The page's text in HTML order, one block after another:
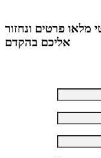
מלאו פרטים ונחזור
אליכם בהקדם